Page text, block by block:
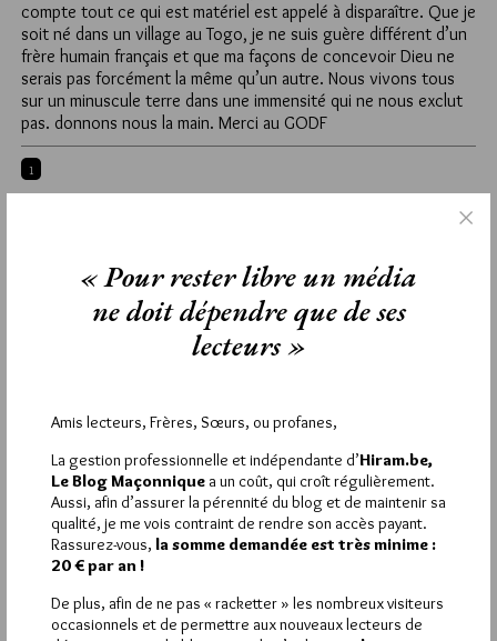
compte tout ce qui est matériel est appelé à disparaître. Que je
soit né dans un village au Togo, je ne suis guère différent d’un
frère humain français et que ma façons de concevoir Dieu ne
serais pas forcément la même qu’un autre. Nous vivons tous
sur un minuscule terre dans une immensité qui ne nous exclut
pas. donnons nous la main. Merci au GODF
1
je vais finir par écrire un livre moi aussi
Relever la République ? d’après notre ami Gérard Collomb ?
c’est cuit ? donc je suis ( suivre) , je m’équipe …bon , là , je
vais aller passer quelques jours en Bretagne , puis en Espagne
….dès que j’ai quelques jours de libre …on attaque . .
symboliste comme moi ? je propose « OMO » celui qui lave
paranoïde ,
Quoi que ? plus blanc que blanc ? garder quand même de la
couleur pour assurer le respect des couleurs minoritaires car
un kilt uni , c’est pas un kilt …..proverbe écossais
La lente déconstruction ? j’adore , on ne casse plus , on
déconstruit , déconstruire ? c’est le terme construire en néo
moderne …..
Mais parler , faut le faire quand on a le micro …
« Pour rester libre un média
ne doit dépendre que de ses
lecteurs »
Amis lecteurs, Frères, Sœurs, ou profanes,
La gestion professionnelle et indépendante d’Hiram.be,
Le Blog Maçonnique a un coût, qui croît régulièrement.
Aussi, afin d’assurer la pérennité du blog et de maintenir sa
qualité, je me vois contraint de rendre son accès payant.
Rassurez-vous, la somme demandée est très minime :
20 € par an !
De plus, afin de ne pas « racketter » les nombreux visiteurs
occasionnels et de permettre aux nouveaux lecteurs de